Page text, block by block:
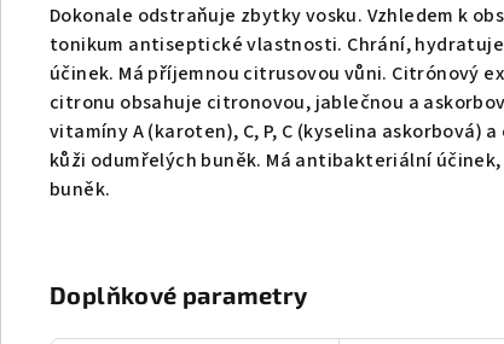
Dokonale odstraňuje zbytky vosku. Vzhledem k
tonikum antiseptické vlastnosti. Chrání,
účinek. Má příjemnou citrusovou vůni. Citrónový
citronu obsahuje citronovou, jablečnou a
vitamíny A (karoten), C, P, C (kyselina askorbová)
kůži odumřelých buněk. Má antibakteriální
buněk.
Doplňkové parametry